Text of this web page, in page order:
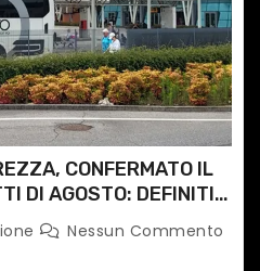
CONFERMATO IL
DI AGOSTO: DEFINITI
ORARIONessun Commento